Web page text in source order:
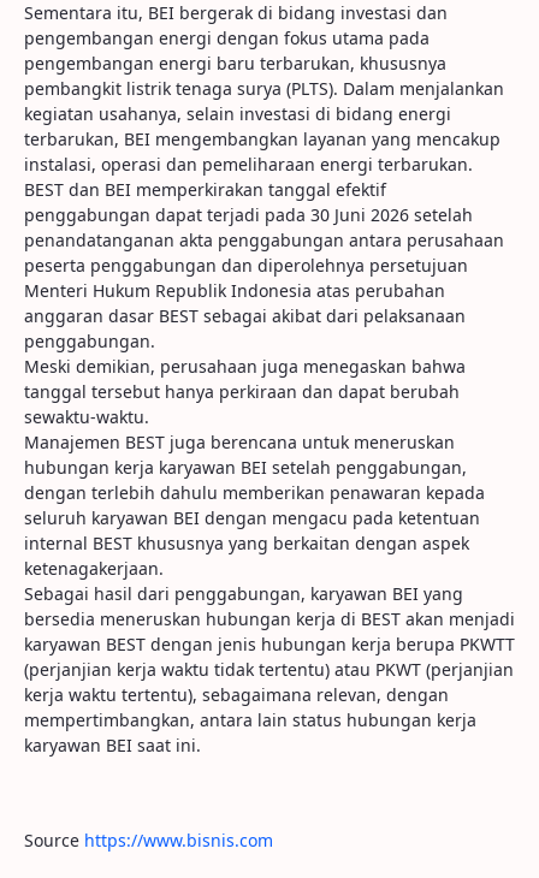
Sementara itu, BEI bergerak di bidang investasi dan
pengembangan energi dengan fokus utama pada
pengembangan energi baru terbarukan, khususnya
pembangkit listrik tenaga surya (PLTS). Dalam menjalankan
kegiatan usahanya, selain investasi di bidang energi
terbarukan, BEI mengembangkan layanan yang mencakup
instalasi, operasi dan pemeliharaan energi terbarukan.
BEST dan BEI memperkirakan tanggal efektif
penggabungan dapat terjadi pada 30 Juni 2026 setelah
penandatanganan akta penggabungan antara perusahaan
peserta penggabungan dan diperolehnya persetujuan
Menteri Hukum Republik Indonesia atas perubahan
anggaran dasar BEST sebagai akibat dari pelaksanaan
penggabungan.
Meski demikian, perusahaan juga menegaskan bahwa
tanggal tersebut hanya perkiraan dan dapat berubah
sewaktu-waktu.
Manajemen BEST juga berencana untuk meneruskan
hubungan kerja karyawan BEI setelah penggabungan,
dengan terlebih dahulu memberikan penawaran kepada
seluruh karyawan BEI dengan mengacu pada ketentuan
internal BEST khususnya yang berkaitan dengan aspek
ketenagakerjaan.
Sebagai hasil dari penggabungan, karyawan BEI yang
bersedia meneruskan hubungan kerja di BEST akan menjadi
karyawan BEST dengan jenis hubungan kerja berupa PKWTT
(perjanjian kerja waktu tidak tertentu) atau PKWT (perjanjian
kerja waktu tertentu), sebagaimana relevan, dengan
mempertimbangkan, antara lain status hubungan kerja
karyawan BEI saat ini.
Source https://www.bisnis.com